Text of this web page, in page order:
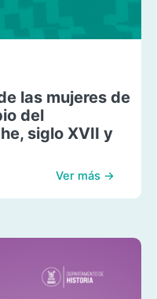
las mujeres de
del
siglo XVII y
Ver más →